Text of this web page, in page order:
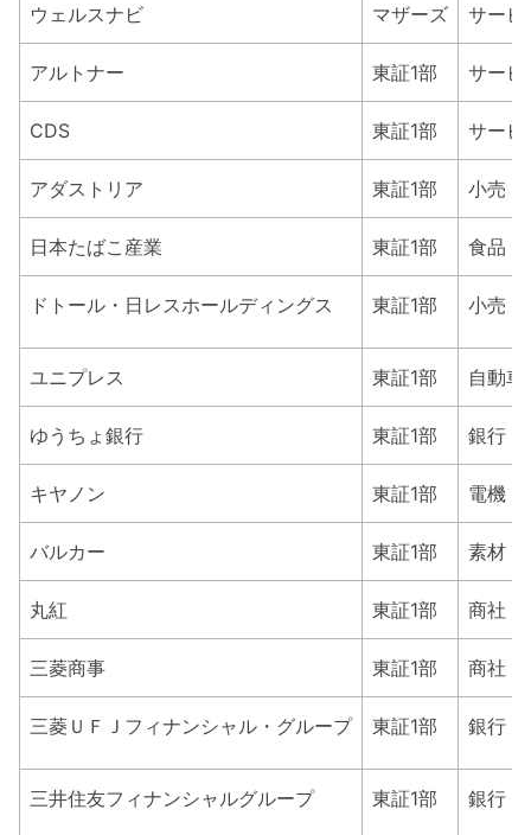
ウェルスナビ マザーズ サービ
アルトナー 東証1部 サービ
CDS 東証1部 サービ
アダストリア 東証1部 小売
日本たばこ産業 東証1部 食品
ドトール・日レスホールディングス 東証1部 小売
ユニプレス 東証1部 自動
ゆうちょ銀行 東証1部 銀行
キヤノン 東証1部 電機・
バルカー 東証1部 素材・
丸紅 東証1部 商社・
三菱商事 東証1部 商社・
三菱ＵＦＪフィナンシャル・グループ 東証1部 銀行
三井住友フィナンシャルグループ 東証1部 銀行